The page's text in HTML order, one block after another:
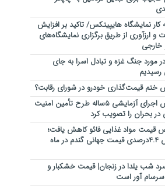
کار نمایشگاه‌ هایپیتکس/ تاکید بر افزایش
و ارزآوری از طریق برگزاری نمایشگاه‌های
خارجی
مورد جنگ غزه و تبادل اسرا به جای
قیمت‌گذاری خودرو در شورای رقابت؟
مجلس اجرای آزمایشی ۵ساله طرح تأمین امنیت
در بحران را تصویب کرد
قیمت مواد غذایی فائو کاهش یافت؛
کاهش ۴.۴درصدی قیمت جهانی گندم در ماه
سرد شب یلدا در زنجان| قیمت خشکبار و
آور است